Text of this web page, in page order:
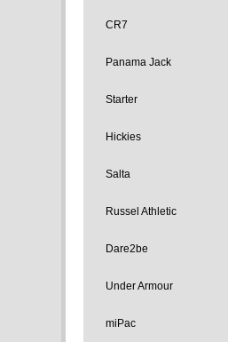
CR7
Panama Jack
Starter
Hickies
Salta
Russel Athletic
Dare2be
Under Armour
miPac